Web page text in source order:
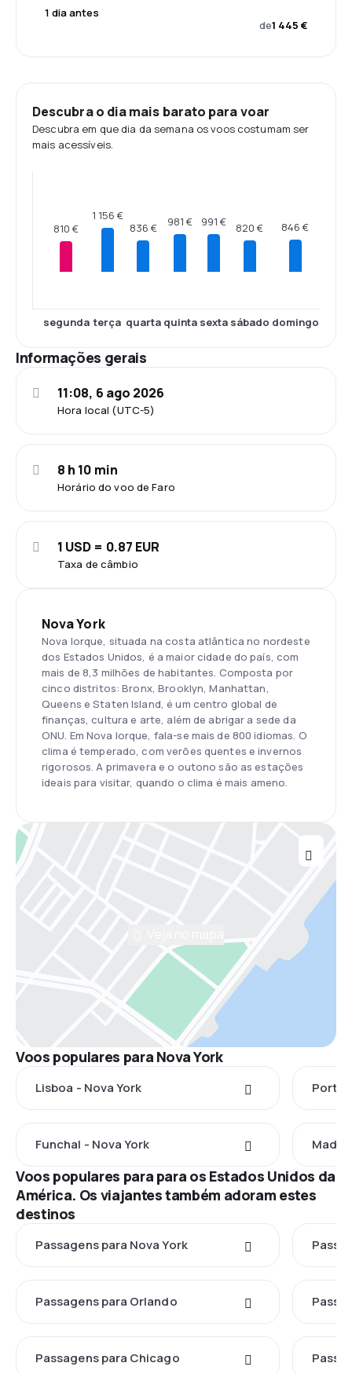
1 dia antes
de1 445 €
Descubra o dia mais barato para voar
Descubra em que dia da semana os voos costumam ser
mais acessíveis.
810 €
segunda
1 156 €
terça
836 €
quarta
981 €
quinta
991 €
sexta
820 €
sábado
846 €
domingo
Informações gerais
Hora local (UTC-5)
11:08, 6 ago 2026
Horário do voo de Faro
8 h 10 min
Taxa de câmbio
1 USD = 0.87 EUR
Nova York
Nova Iorque, situada na costa atlântica no nordeste
dos Estados Unidos, é a maior cidade do país, com
mais de 8,3 milhões de habitantes. Composta por
cinco distritos: Bronx, Brooklyn, Manhattan,
Queens e Staten Island, é um centro global de
finanças, cultura e arte, além de abrigar a sede da
ONU. Em Nova Iorque, fala-se mais de 800 idiomas. O
clima é temperado, com verões quentes e invernos
rigorosos. A primavera e o outono são as estações
ideais para visitar, quando o clima é mais ameno.
Voos populares para Nova York
Lisboa - Nova York Porto
Funchal - Nova York
Voos populares para para os Estados Unidos da
América. Os viajantes também adoram estes
destinos
Passagens para Nova York
Passagens para Orlando
Passagens para Chicago